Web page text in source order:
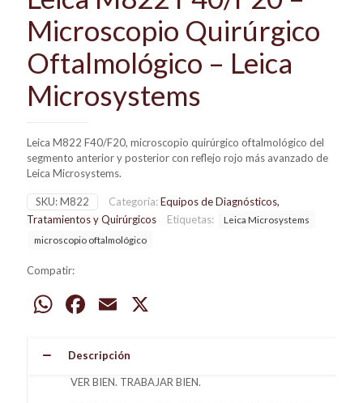
Microscopio Quirúrgico
Oftalmológico – Leica
Microsystems
Leica M822 F40/F20, microscopio quirúrgico oftalmológico del
segmento anterior y posterior con reflejo rojo más avanzado de
Leica Microsystems.
SKU:M822 Categoría:Equipos de Diagnósticos,
Tratamientos y Quirúrgicos
Etiquetas:
Leica Microsystems
microscopio oftalmológico
Compatir:
WhatsApp
Facebook
Email
Descripción
VER BIEN. TRABAJAR BIEN.